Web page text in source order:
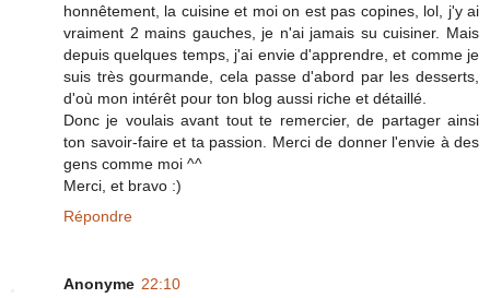
honnêtement, la cuisine et moi on est pas copines, lol, j'y ai
vraiment 2 mains gauches, je n'ai jamais su cuisiner. Mais
depuis quelques temps, j'ai envie d'apprendre, et comme je
suis très gourmande, cela passe d'abord par les desserts,
d'où mon intérêt pour ton blog aussi riche et détaillé.
Donc je voulais avant tout te remercier, de partager ainsi
ton savoir-faire et ta passion. Merci de donner l'envie à des
gens comme moi ^^
Merci, et bravo :)
Répondre
Anonyme 22:10